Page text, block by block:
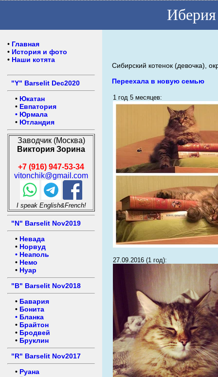
Иберия
• Главная
• История и фото
• Наши котята
"Y" Barselit Dec2020
• Юкатан
• Евпатория
• Юрмала
• Ютландия
Заводчик (Москва)
Виктория Зорина
+7 (916) 947-53-34
vitonchik@gmail.com
I speak English&French!
"N" Barselit Nov2019
• Невада
• Норвуд
• Неаполь
• Немо
• Нуар
"B" Barselit Nov2018
• Бавария
• Бонита
• Бланка
• Брайтон
• Бродвей
• Бруклин
"R" Barselit Nov2017
• Руана
Сибирский котенок (девочка),
Переехала в новую семью
1 год 5 месяцев:
27.09.2016 (1 год):